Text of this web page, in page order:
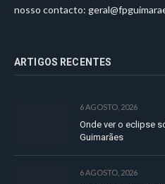
nosso contacto:
ARTIGOS RECENTES
6 AGOSTO, 2026
Onde ver o eclipse
Guimarães
6 AGOSTO, 2026